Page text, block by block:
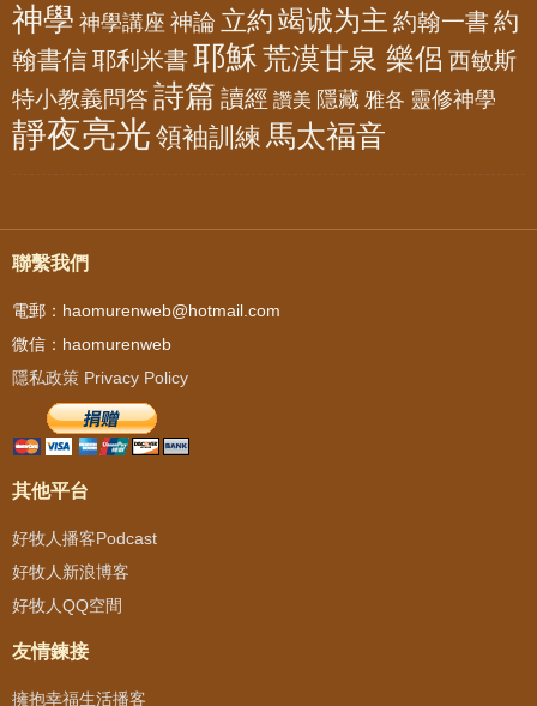
神學 神學講座 神論 立約 竭诚为主 約翰一書 約
翰書信耶利米書 耶穌荒漠甘泉 樂侶 西敏斯
特小教義問答詩篇 讀經 讚美 隱藏 雅各 靈修神學
靜夜亮光 領袖訓練 馬太福音
聯繫我們
電郵：haomurenweb@hotmail.com
微信：haomurenweb
隱私政策 Privacy Policy
其他平台
好牧人播客Podcast
好牧人新浪博客
好牧人QQ空間
友情鍊接
擁抱幸福生活播客